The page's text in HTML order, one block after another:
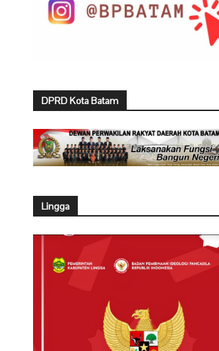
DPRD Kota Batam
Lingga